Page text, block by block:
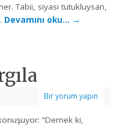
Tabii, siyasi tutukluysan,
Devamını oku… →
Bir yorum yapın
“Demek ki,